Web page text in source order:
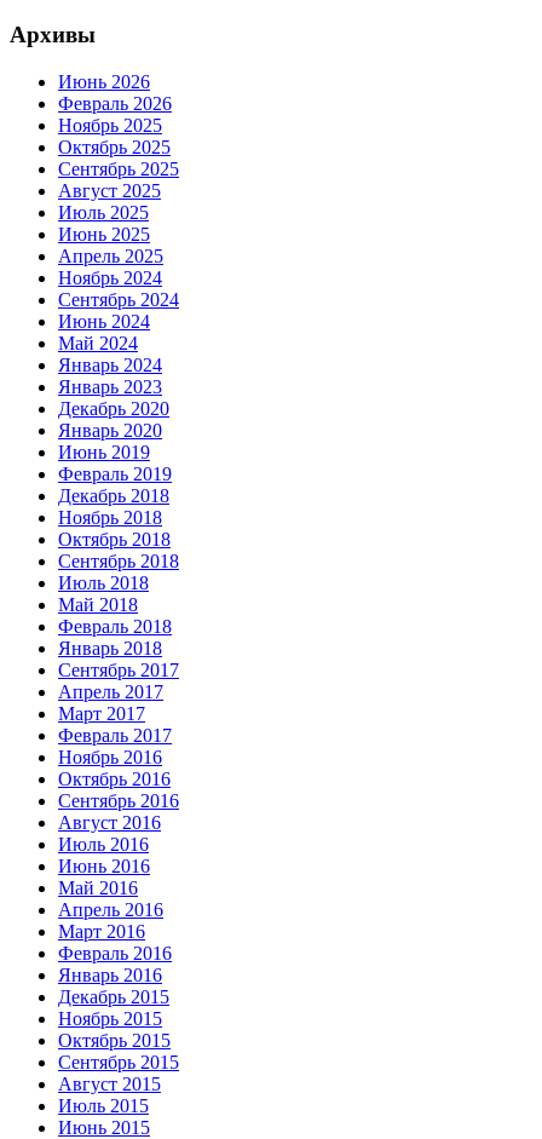
Архивы
Июнь 2026
Февраль 2026
Ноябрь 2025
Октябрь 2025
Сентябрь 2025
Август 2025
Июль 2025
Июнь 2025
Апрель 2025
Ноябрь 2024
Сентябрь 2024
Июнь 2024
Май 2024
Январь 2024
Январь 2023
Декабрь 2020
Январь 2020
Июнь 2019
Февраль 2019
Декабрь 2018
Ноябрь 2018
Октябрь 2018
Сентябрь 2018
Июль 2018
Май 2018
Февраль 2018
Январь 2018
Сентябрь 2017
Апрель 2017
Март 2017
Февраль 2017
Ноябрь 2016
Октябрь 2016
Сентябрь 2016
Август 2016
Июль 2016
Июнь 2016
Май 2016
Апрель 2016
Март 2016
Февраль 2016
Январь 2016
Декабрь 2015
Ноябрь 2015
Октябрь 2015
Сентябрь 2015
Август 2015
Июль 2015
Июнь 2015